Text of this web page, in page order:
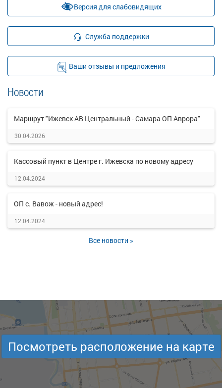
Версия для слабовидящих
Служба поддержки
Ваши отзывы и предложения
Новости
Маршрут "Ижевск АВ Центральный - Самара ОП Аврора"
30.04.2026
Кассовый пункт в Центре г. Ижевска по новому адресу
12.04.2024
ОП с. Вавож - новый адрес!
12.04.2024
Все новости »
Посмотреть расположение на карте